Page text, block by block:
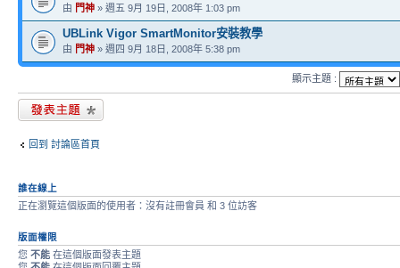
由 門神 » 週五 9月 19日, 2008年 1:03 pm
UBLink Vigor SmartMonitor安裝教學
由 門神 » 週四 9月 18日, 2008年 5:38 pm
顯示主題 :
發表新主題
回到 討論區首頁
誰在線上
正在瀏覽這個版面的使用者：沒有註冊會員 和 3 位訪客
版面權限
您 不能 在這個版面發表主題